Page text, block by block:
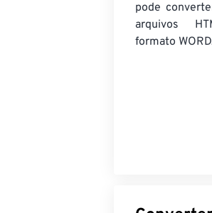
pode
arquivos
formato